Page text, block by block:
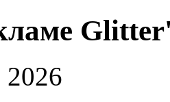
2026